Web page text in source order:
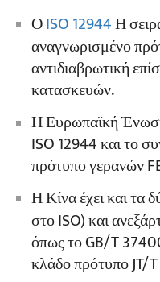
Απαιτείται
του γερανού από
ΟISO 12944Η
αναγνωρισμένο
αντιδιαβρωτική
κατασκευών.
Η Ευρωπαϊκή
ISO 12944 και το
πρότυπο γερανών
Η Κίνα έχει και τα
στο ISO) και
όπως το GB/T
κλάδο πρότυπο JT/